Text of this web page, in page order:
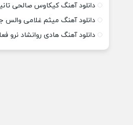
دانلود آهنگ کیکاوس صالحی
دانلود آهنگ میثم غلامی والس
دانلود آهنگ هادی روانشاد نرو